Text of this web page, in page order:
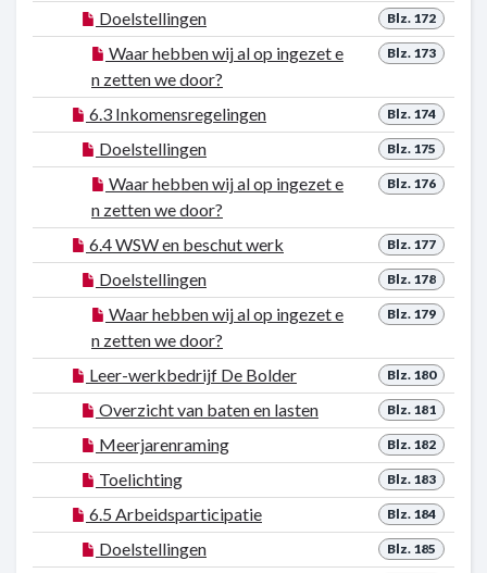
Blz. 172
Doelstellingen
Blz. 173
Waar hebben wij al op ingezet e
n zetten we door?
Blz. 174
6.3 Inkomensregelingen
Blz. 175
Doelstellingen
Blz. 176
Waar hebben wij al op ingezet e
n zetten we door?
Blz. 177
6.4 WSW en beschut werk
Blz. 178
Doelstellingen
Blz. 179
Waar hebben wij al op ingezet e
n zetten we door?
Blz. 180
Leer-werkbedrijf De Bolder
Blz. 181
Overzicht van baten en lasten
Blz. 182
Meerjarenraming
Blz. 183
Toelichting
Blz. 184
6.5 Arbeidsparticipatie
Blz. 185
Doelstellingen